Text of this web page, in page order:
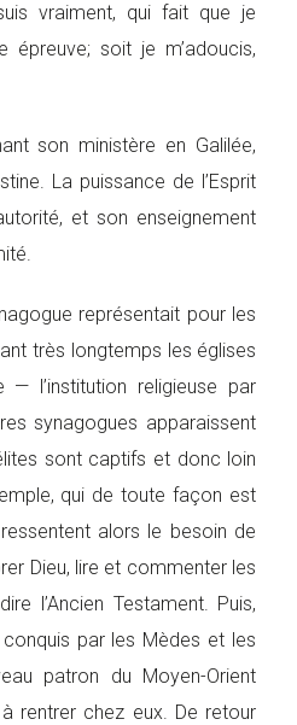
vraiment, qui fait que je
épreuve; soit je m’adoucis,
son ministère en Galilée,
La puissance de l’Esprit
et son enseignement
représentait pour les
très longtemps les églises
— l’institution religieuse par
synagogues apparaissent
sont captifs et donc loin
qui de toute façon est
alors le besoin de
Dieu, lire et commenter les
l’Ancien Testament. Puis,
conquis par les Mèdes et les
patron du Moyen-Orient
rentrer chez eux. De retour